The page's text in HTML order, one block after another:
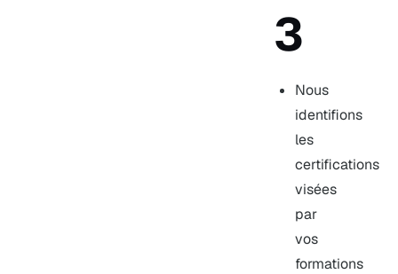
3
Nous
identifions
les
certifications
visées
par
vos
formations